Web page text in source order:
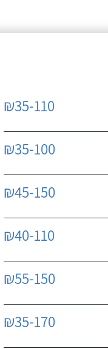
₪35-110
₪35-100
₪45-150
₪40-110
₪55-150
₪35-170